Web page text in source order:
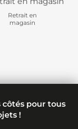
Retrait en
magasin
côtés pour tous
!